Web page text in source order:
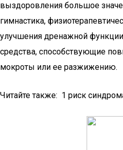
выздоровления большое
гимнастика,
улучшения дренажной
средства, способствующие
мокроты или ее разжижению.
Читайте также: 1 риск